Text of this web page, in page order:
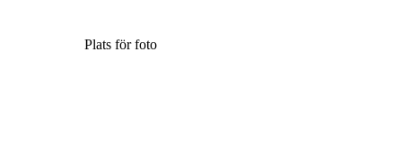
Plats för foto